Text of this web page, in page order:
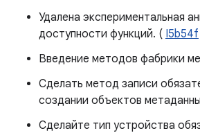
Удалена экспериментальная
доступности функций. ( I5b54f
Введение методов фабрики
Сделать метод записи
создании объектов
Сделайте тип устройства